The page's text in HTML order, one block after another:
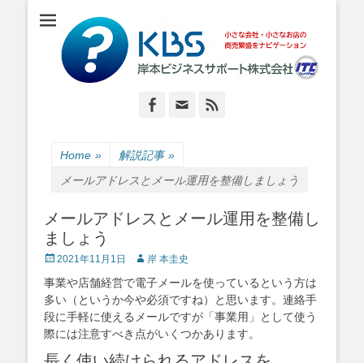
岸本ビジネスサポ
ート株式会社
小さな会社・小さなお店のIT経営をナビゲーション
Facebook
Email
Home » 解説記事 »
メールアドレスとメール運用を整備しましょう
メールアドレスとメール運用を整備し
ましょう
Posted
2021年11月1日 Author
岸 本圭史
事業や店舗経営で電子メールを使っているという方は
多い（というか今や必須ですね）と思います。連絡手
段に手軽に使えるメールですが「事業用」として使う
際には注意すべき点がいくつかあります。